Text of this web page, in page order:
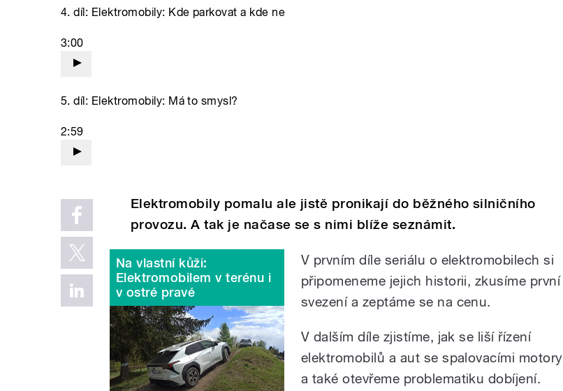
4. díl: Elektromobily: Kde parkovat a kde ne
3:00
5. díl: Elektromobily: Má to smysl?
2:59
Elektromobily pomalu ale jistě pronikají do běžného silničního
provozu. A tak je načase se s nimi blíže seznámit.
Na vlastní kůži:
Elektromobilem v terénu i
v ostré pravé
V prvním díle seriálu o elektromobilech si
připomeneme jejich historii, zkusíme první
svezení a zeptáme se na cenu.
V dalším díle zjistíme, jak se liší řízení
elektromobilů a aut se spalovacími motory
a také otevřeme problematiku dobíjení.